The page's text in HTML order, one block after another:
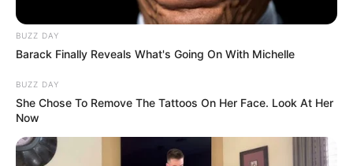
BUZZ DAY
Barack Finally Reveals What's Going On With Michelle
BUZZ DAY
She Chose To Remove The Tattoos On Her Face. Look At Her
Now